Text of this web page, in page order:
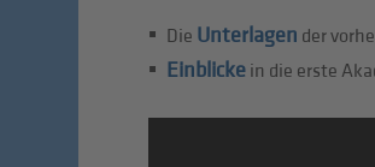
Die Unterlagen der
Einblickein die erste